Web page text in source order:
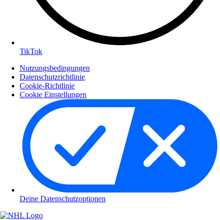
TikTok
Nutzungsbedingungen
Datenschutzrichtlinie
Cookie-Richtlinie
Cookie Einstellungen
Deine Datenschutzoptionen